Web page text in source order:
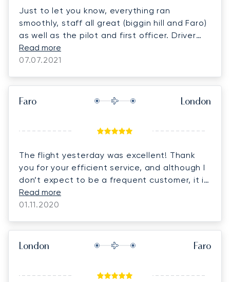
Just to let you know, everything ran
smoothly, staff all great (biggin hill and Faro)
as well as the pilot and first officer. Driver
dropped us off and liaised with villa for us.
We are now sitting around a pool. Thanks.
Read more
07.07.2021
Faro London
The flight yesterday was excellent! Thank
you for your efficient service, and although I
don’t expect to be a frequent customer, it is
likely I will return to you in the future.
Read more
01.11.2020
London Faro